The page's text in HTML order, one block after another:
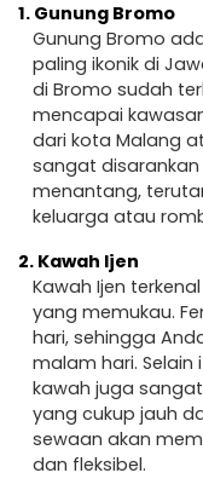
1. Gunung Bromo
Gunung Bromo
paling ikonik di
di Bromo sudah
mencapai
dari kota Malang
sangat
menantang,
keluarga atau
2. Kawah Ijen
Kawah Ijen
yang memukau.
hari, sehingga
malam hari.
kawah juga
yang cukup jauh
sewaan akan
dan fleksibel.